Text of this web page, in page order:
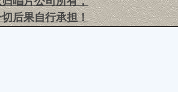
后果自行承担！